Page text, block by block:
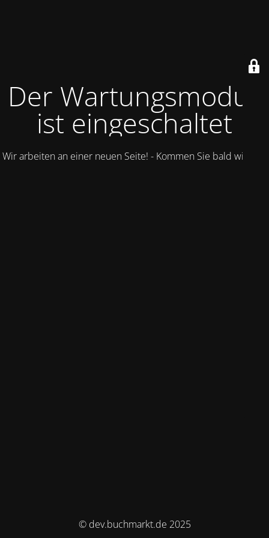
Der Wartungsmodus
ist eingeschaltet
Wir arbeiten an einer neuen Seite! - Kommen Sie bald wieder.
© dev.buchmarkt.de 2025